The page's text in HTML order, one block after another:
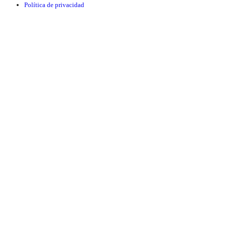
Política de privacidad